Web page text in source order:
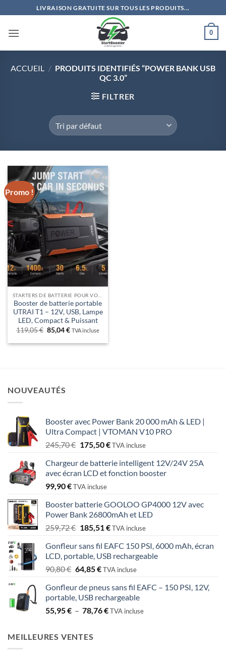
au
contenu
LIVRAISON GRATUITE SUR TOUS LES PRODUITS...
0
ACCUEIL / PRODUITS IDENTIFIÉS “POWER BANK USB
QC 3.0”
FILTRER
Promo !
Ajouter
à la liste
de
souhaits
Booster de batterie portable
UTRAI T1 – 12V, USB, Lampe
LED, Compact & Puissant
119,05€ Le
prix
initial
85,04€Le
actuel
TVA incluse
NOUVEAUTÉS
Booster avec Power Bank 20 000 mAh & LED |
Ultra Compact | VTOMAN V10 PRO
245,70€ Le
initial
était :
245,70 €.
175,50€Le
actuel
est :
TVA incluse
Chargeur de batterie intelligent 12V/24V 25A
avec écran LCD et fonction booster
99,90€TVA incluse
Booster batterie GOOLOO GP4000 12V avec
Power Bank 26800mAh et LED
259,72€ Le
initial
était :
259,72 €.
185,51€Le
actuel
est :
185,51 €.
TVA incluse
Gonfleur sans fil EAFC 150 PSI, 6000 mAh, écran
LCD, portable, USB rechargeable
90,80€ Le
initial
était :
90,80 €.
64,85€Le
actuel
est :
64,85 €.
TVA incluse
Gonfleur de pneus sans fil EAFC – 150 PSI, 12V,
portable, USB rechargeable
55,95€ – 78,76€Plage
TVA incluse
MEILLEURES VENTES